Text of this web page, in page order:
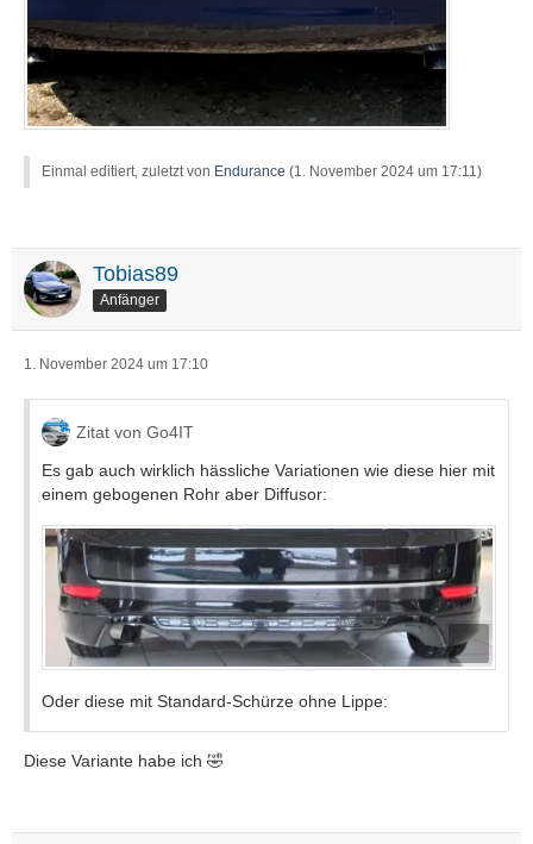
Einmal editiert, zuletzt von Endurance (1. November 2024 um 17:11 )
Tobias89
Anfänger
1. November 2024 um 17:10
Zitat von Go4IT
Es gab auch wirklich hässliche Variationen wie diese hier mit
einem gebogenen Rohr aber Diffusor:
Oder diese mit Standard-Schürze ohne Lippe:
Diese Variante habe ich 🤣